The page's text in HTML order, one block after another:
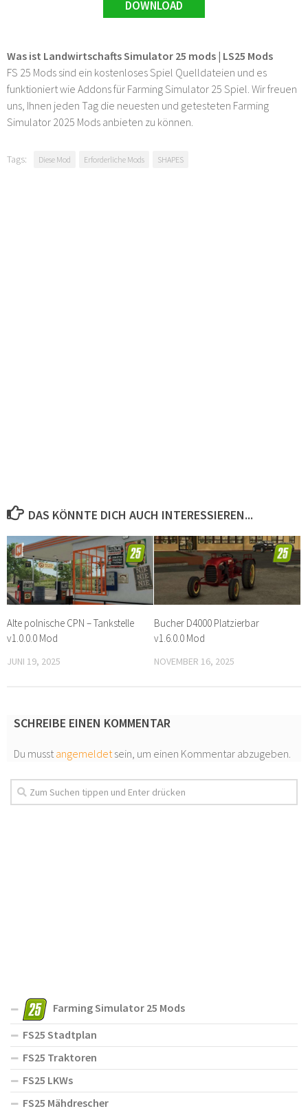
DOWNLOAD
Was ist Landwirtschafts Simulator 25 mods | LS25 Mods
FS 25 Mods sind ein kostenloses Spiel Quelldateien und es
funktioniert wie Addons für Farming Simulator 25 Spiel. Wir freuen
uns, Ihnen jeden Tag die neuesten und getesteten Farming
Simulator 2025 Mods anbieten zu können.
Tags: Diese Mod Erforderliche Mods SHAPES
DAS KÖNNTE DICH AUCH INTERESSIEREN...
Alte polnische CPN – Tankstelle
v1.0.0.0 Mod
JUNI 19, 2025
Bucher D4000 Platzierbar
v1.6.0.0 Mod
NOVEMBER 16, 2025
SCHREIBE EINEN KOMMENTAR
Du musstangemeldetsein, um einen Kommentar abzugeben.
Farming Simulator 25 Mods
FS25 Stadtplan
FS25 Traktoren
FS25 LKWs
FS25 Mähdrescher